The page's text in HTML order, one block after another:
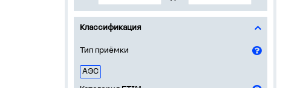
Классификация
Тип приёмки
АЭС